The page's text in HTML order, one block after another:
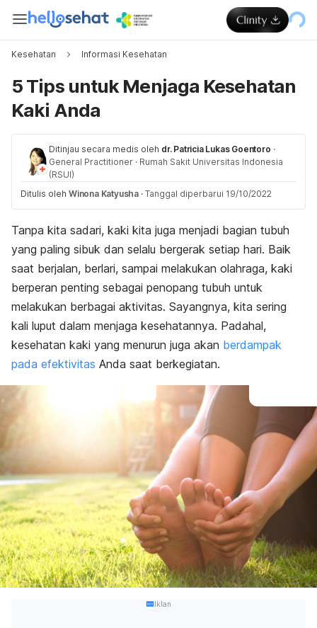
Kesehatan Informasi Kesehatan
5 Tips untuk Menjaga Kesehatan
Kaki Anda
Ditinjau secara medis oleh dr. Patricia Lukas Goentoro ·
General Practitioner · Rumah Sakit Universitas Indonesia
(RSUI)
Ditulis oleh Winona Katyusha · Tanggal diperbarui 19/10/2022
Tanpa kita sadari, kaki kita juga menjadi bagian tubuh
yang paling sibuk dan selalu bergerak setiap hari. Baik
saat berjalan, berlari, sampai melakukan olahraga, kaki
berperan penting sebagai penopang tubuh untuk
melakukan berbagai aktivitas. Sayangnya, kita sering
kali luput dalam menjaga kesehatannya. Padahal,
kesehatan kaki yang menurun juga akan berdampak
pada efektivitas Anda saat berkegiatan.
Iklan